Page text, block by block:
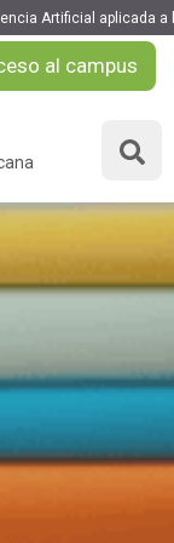
Artificial aplicada a
al campus